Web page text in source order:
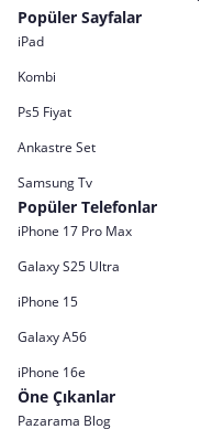
Popüler Sayfalar
iPad
Kombi
Ps5 Fiyat
Ankastre Set
Samsung Tv
Popüler Telefonlar
iPhone 17 Pro Max
Galaxy S25 Ultra
iPhone 15
Galaxy A56
iPhone 16e
Öne Çıkanlar
Pazarama Blog